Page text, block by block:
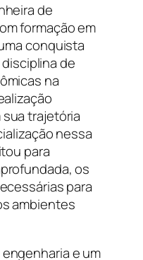
de
formação em
conquista
de
na
trajetória
nessa
para
os
para
ambientes
e um